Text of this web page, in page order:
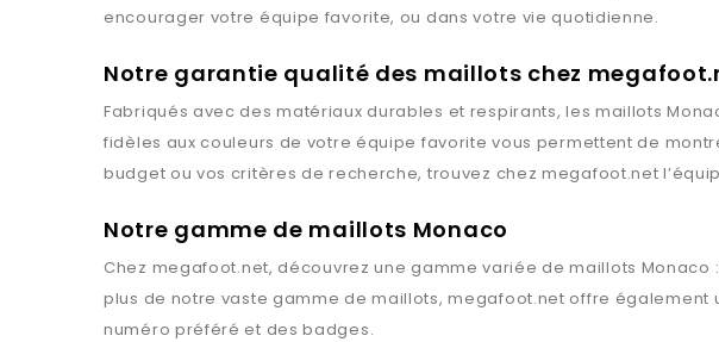
encourager votre équipe favorite, ou dans votre vie quotidienne.
Notre garantie qualité des maillots chez
Fabriqués avec des matériaux durables et respirants, les maillots
fidèles aux couleurs de votre équipe favorite vous permettent de
budget ou vos critères de recherche, trouvez chezmegafoot.net
Notre gamme de maillots Monaco
Chez megafoot.net, découvrez une gamme variée de maillots Monaco
plus de notre vaste gamme de maillots,megafoot.net offre également
numéro préféré et des badges.